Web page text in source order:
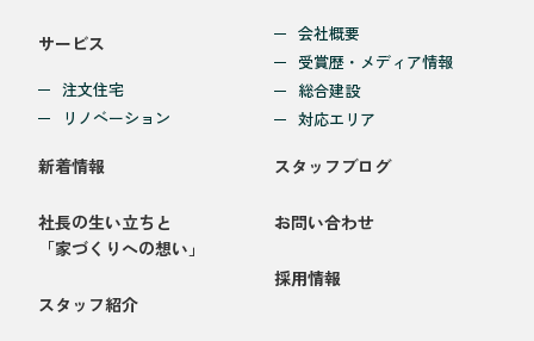
サービス
注文住宅
リノベーション
会社概要
受賞歴・メディア情報
総合建設
対応エリア
新着情報
社長の生い立ちと
「家づくりへの想い」
スタッフ紹介
スタッフブログ
お問い合わせ
採用情報